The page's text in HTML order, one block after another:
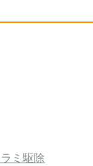
ミ駆除